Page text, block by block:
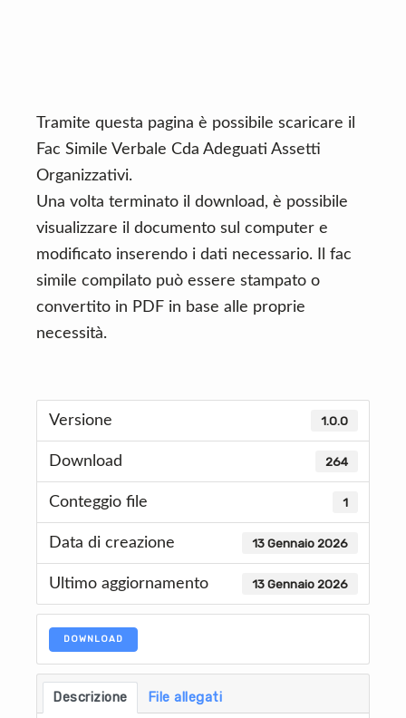
Tramite questa pagina è possibile scaricare il
Fac Simile Verbale Cda Adeguati Assetti
Organizzativi.
Una volta terminato il download, è possibile
visualizzare il documento sul computer e
modificato inserendo i dati necessario. Il fac
simile compilato può essere stampato o
convertito in PDF in base alle proprie
necessità.
Versione 1.0.0
Download 264
Conteggio file 1
Data di creazione 13 Gennaio 2026
Ultimo aggiornamento 13 Gennaio 2026
DOWNLOAD
Descrizione File allegati